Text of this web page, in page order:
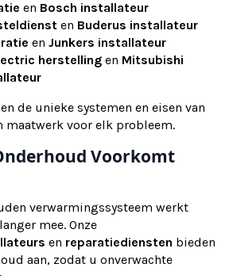
en Bosch installateur
en Buderus installateur
en Junkers installateur
herstelling en Mitsubishi
de unieke systemen en eisen van
maatwerk voor elk probleem.
Voorkomt
verwarmingssysteem werkt
mee. Onze
en reparatiediensten bieden
aan, zodat u onverwachte